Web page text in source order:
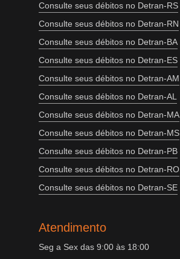
Consulte seus débitos no Detran-RS
Consulte seus débitos no Detran-RN
Consulte seus débitos no Detran-BA
Consulte seus débitos no Detran-ES
Consulte seus débitos no Detran-AM
Consulte seus débitos no Detran-AL
Consulte seus débitos no Detran-MA
Consulte seus débitos no Detran-MS
Consulte seus débitos no Detran-PB
Consulte seus débitos no Detran-RO
Consulte seus débitos no Detran-SE
Atendimento
Seg a Sex das 9:00 às 18:00